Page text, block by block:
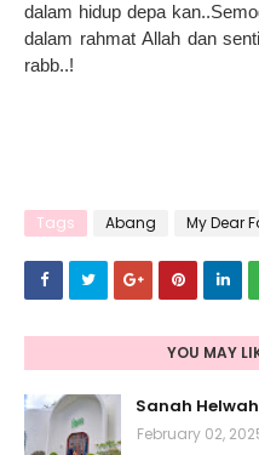
dalam hidup depa
dalam rahmat Allah dan
rabb..!
Tags Abang My Dear
YOU MAY
Sanah
February 02,